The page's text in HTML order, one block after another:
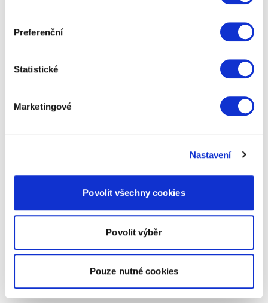
Preferenční
Statistické
Marketingové
Nastavení
Povolit všechny cookies
Povolit výběr
Pouze nutné cookies